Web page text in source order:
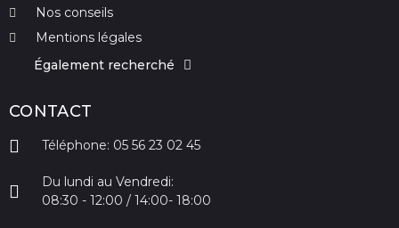
Nos conseils
Mentions légales
Également recherché
CONTACT
Téléphone: 05 56 23 02 45
Du lundi au Vendredi:
08:30 - 12:00 / 14:00- 18:00